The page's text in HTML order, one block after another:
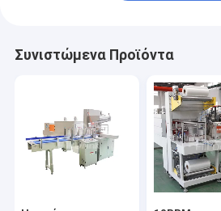
Συνιστώμενα Προϊόντα